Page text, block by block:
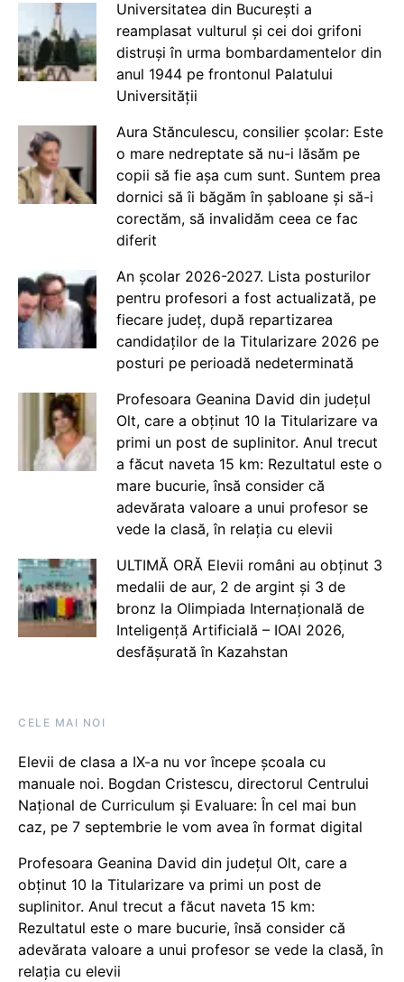
Universitatea din București a
reamplasat vulturul și cei doi grifoni
distruși în urma bombardamentelor din
anul 1944 pe frontonul Palatului
Universității
Aura Stănculescu, consilier școlar: Este
o mare nedreptate să nu-i lăsăm pe
copii să fie așa cum sunt. Suntem prea
dornici să îi băgăm în șabloane și să-i
corectăm, să invalidăm ceea ce fac
diferit
An școlar 2026-2027. Lista posturilor
pentru profesori a fost actualizată, pe
fiecare județ, după repartizarea
candidaților de la Titularizare 2026 pe
posturi pe perioadă nedeterminată
Profesoara Geanina David din județul
Olt, care a obținut 10 la Titularizare va
primi un post de suplinitor. Anul trecut
a făcut naveta 15 km: Rezultatul este o
mare bucurie, însă consider că
adevărata valoare a unui profesor se
vede la clasă, în relația cu elevii
ULTIMĂ ORĂ Elevii români au obținut 3
medalii de aur, 2 de argint și 3 de
bronz la Olimpiada Internațională de
Inteligență Artificială – IOAI 2026,
desfășurată în Kazahstan
CELE MAI NOI
Elevii de clasa a IX-a nu vor începe școala cu
manuale noi. Bogdan Cristescu, directorul Centrului
Național de Curriculum și Evaluare: În cel mai bun
caz, pe 7 septembrie le vom avea în format digital
Profesoara Geanina David din județul Olt, care a
obținut 10 la Titularizare va primi un post de
suplinitor. Anul trecut a făcut naveta 15 km:
Rezultatul este o mare bucurie, însă consider că
adevărata valoare a unui profesor se vede la clasă, în
relația cu elevii